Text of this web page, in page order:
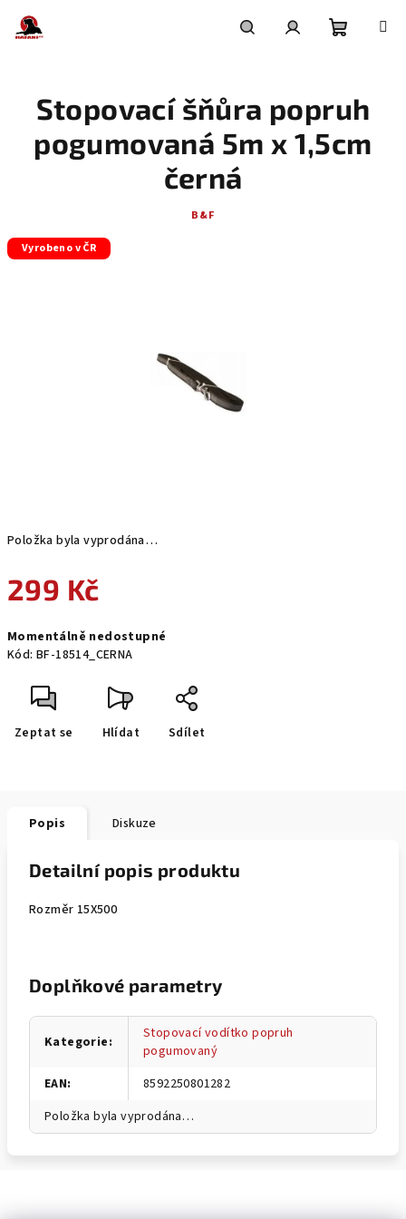
obsah
košík
Položka byla vyprodána…
299 Kč
cena:
Momentálně nedostupné
Kód: BF-18514_CERNA
Zeptat se Hlídat Sdílet
Stopovací šňůra popruh
pogumovaná 5m x 1,5cm
černá
B&F
Vyrobeno v ČR
Popis Diskuze
Detailní popis produktu
Rozměr 15X500
Doplňkové parametry
Kategorie:
Stopovací vodítko popruh
pogumovaný
EAN:
8592250801282
Položka byla vyprodána…